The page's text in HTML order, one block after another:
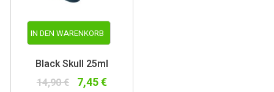
IN DEN WARENKORB
Black Skull 25ml
14,90 € 7,45 €